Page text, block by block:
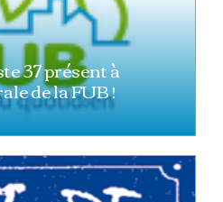
37 présent à
de la FUB !